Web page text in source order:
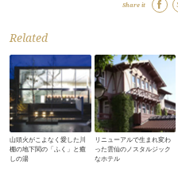
Share it
Related
山頭火がこよなく愛した川
棚の地下関の「ふく」と癒
しの湯
リニューアルで生まれ変わ
った雲仙のノスタルジック
なホテル